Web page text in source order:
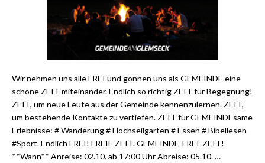
Wir nehmen uns alle FREI und gönnen uns als GEMEINDE eine
schöne ZEIT miteinander. Endlich so richtig ZEIT für Begegnung!
ZEIT, um neue Leute aus der Gemeinde kennenzulernen. ZEIT,
um bestehende Kontakte zu vertiefen. ZEIT für GEMEINDEsame
Erlebnisse: # Wanderung # Hochseilgarten # Essen # Bibellesen
#Sport. Endlich FREI! FREIE ZEIT. GEMEINDE-FREI-ZEIT!
**Wann** Anreise: 02.10. ab 17:00 Uhr Abreise: 05.10. …